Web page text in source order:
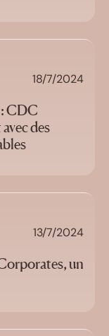
18/7/2024
CDC
des
13/7/2024
un